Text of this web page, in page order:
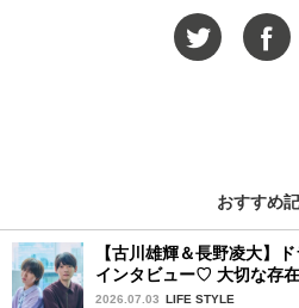
おすすめ
【古川雄輝＆長野凌大】
インタビュー♡ 大切な存
は？
2026.07.03 LIFE STYLE